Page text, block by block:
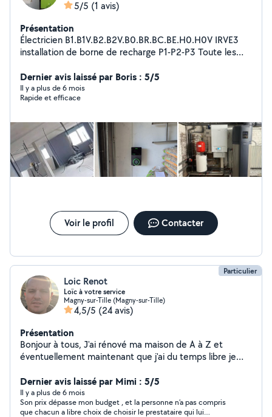
5/5 (1 avis)
Présentation
Électricien B1.B1V.B2.B2V.B0.BR.BC.BE.H0.H0V IRVE3
installation de borne de recharge P1-P2-P3 Toute les
l'ancien
Dernier avis laissé par Boris : 5/5
Il y a plus de 6 mois
Rapide et efficace
Voir le profil Contacter
Particulier
Loic Renot
Loïc à votre service
Magny-sur-Tille (Magny-sur-Tille)
4,5/5 (24 avis)
Présentation
Bonjour à tous, J'ai rénové ma maison de A à Z et
éventuellement maintenant que j'ai du temps libre je
aider pour les entretiens de piscine (traitement de l'eau,
hivernage, remise en service, creation de local
technique, pose de rideau.... etc). N'hesitez pas a me
Dernier avis laissé par Mimi : 5/5
Il y a plus de 6 mois
Son prix dépasse mon budget , et la personne n’a pas compris
que chacun a libre choix de choisir le prestataire qui lui